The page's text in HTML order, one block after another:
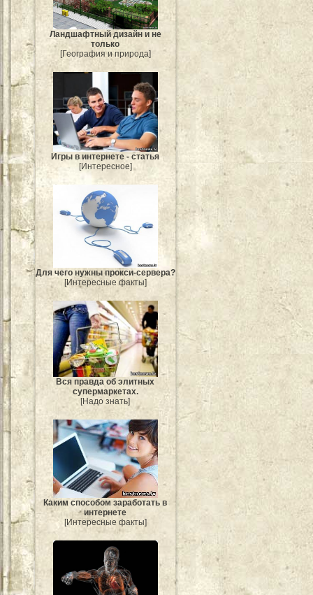
Ландшафтный дизайн и не
только
[География и природа]
Игры в интернете - статья
[Интересное]
Для чего нужны прокси-сервера?
[Интересные факты]
Вся правда об элитных
супермаркетах.
[Надо знать]
Каким способом заработать в
интернете
[Интересные факты]